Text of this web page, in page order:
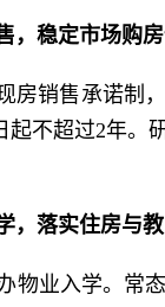
，稳定市场购
房销售承诺制
起不超过2年。
，落实住房与
物业入学。常